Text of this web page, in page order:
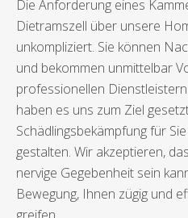
Die Anforderung eines
Dietramszell über unsere
unkompliziert. Sie können
und bekommen unmittelbar
professionellen
haben es uns zum Ziel
Schädlingsbekämpfung für
gestalten. Wir akzeptieren,
nervige Gegebenheit sein
Bewegung, Ihnen zügig und